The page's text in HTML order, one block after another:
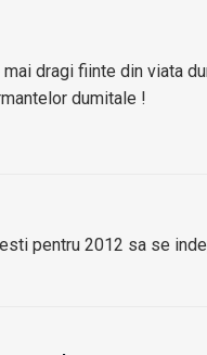
dragi fiinte din viata
dumitale !
pentru 2012 sa se